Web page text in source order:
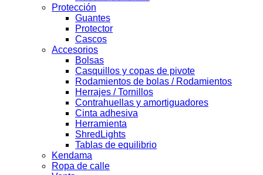
Protección
Guantes
Protector
Cascos
Accesorios
Bolsas
Casquillos y copas de pivote
Rodamientos de bolas / Rodamientos
Herrajes / Tornillos
Contrahuellas y amortiguadores
Cinta adhesiva
Herramienta
ShredLights
Tablas de equilibrio
Kendama
Ropa de calle